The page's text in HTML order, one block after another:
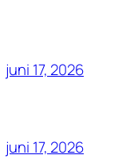
juni 17, 2026
juni 17, 2026